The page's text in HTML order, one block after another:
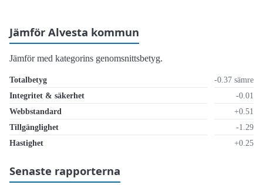
Jämför Alvesta kommun
Jämför med kategorins genomsnittsbetyg.
Totalbetyg
-0.37 sämre
Integritet & säkerhet
-0.01
Webbstandard
+0.51
Tillgänglighet
-1.29
Hastighet
+0.25
Senaste rapporterna